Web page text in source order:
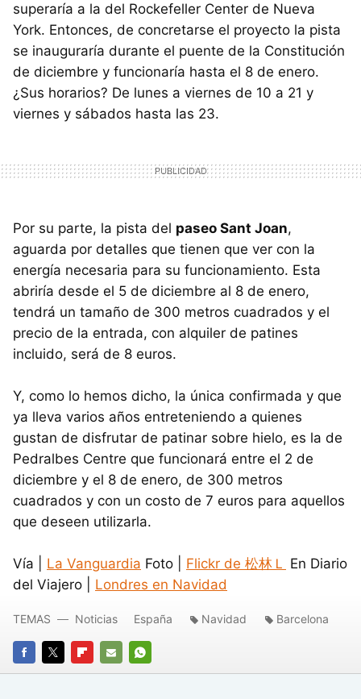
superaría a la del Rockefeller Center de Nueva
York. Entonces, de concretarse el proyecto la pista
se inauguraría durante el puente de la Constitución
de diciembre y funcionaría hasta el 8 de enero.
¿Sus horarios? De lunes a viernes de 10 a 21 y
viernes y sábados hasta las 23.
Por su parte, la pista del paseo Sant Joan,
aguarda por detalles que tienen que ver con la
energía necesaria para su funcionamiento. Esta
abriría desde el 5 de diciembre al 8 de enero,
tendrá un tamaño de 300 metros cuadrados y el
precio de la entrada, con alquiler de patines
incluido, será de 8 euros.
Y, como lo hemos dicho, la única confirmada y que
ya lleva varios años entreteniendo a quienes
gustan de disfrutar de patinar sobre hielo, es la de
Pedralbes Centre que funcionará entre el 2 de
diciembre y el 8 de enero, de 300 metros
cuadrados y con un costo de 7 euros para aquellos
que deseen utilizarla.
Vía | La Vanguardia Foto | Flickr de 松林Ｌ En Diario
del Viajero | Londres en Navidad
FACEBOOK
TWITTERFLIPBOARD
E-
WHATSAPP
TEMAS Noticias España Navidad Barcelona